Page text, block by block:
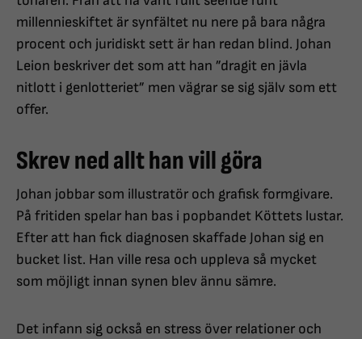
millennieskiftet är synfältet nu nere på bara några
procent och juridiskt sett är han redan blind. Johan
Leion beskriver det som att han ”dragit en jävla
nitlott i genlotteriet” men vägrar se sig själv som ett
offer.
Skrev ned allt han vill göra
Johan jobbar som illustratör och grafisk formgivare.
På fritiden spelar han bas i popbandet Köttets lustar.
Efter att han fick diagnosen skaffade Johan sig en
bucket list. Han ville resa och uppleva så mycket
som möjligt innan synen blev ännu sämre.
Det infann sig också en stress över relationer och